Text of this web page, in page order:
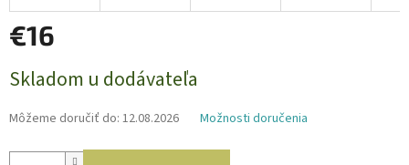
€16
cena:
Skladom u dodávateľa
Môžeme doručiť do: 12.08.2026 Možnosti doručenia